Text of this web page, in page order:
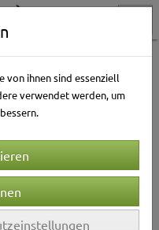
von ihnen sind essenziell
verwendet werden, um